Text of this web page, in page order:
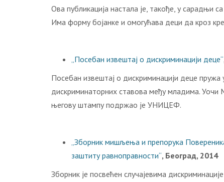
Ова публикација настала је, такође, у сарадњи
Има форму бојанке и омогућава деци да кроз
„Посебан извештај о дискриминацији деце“
Посебан извeштaj o дискриминацији дeцe
дискриминаторних ставова међу младима.
његову штампу подржао је УНИЦЕФ.
„Зборник мишљења и препорука
заштиту равноправности“, Београд, 2014
Зборник је посвећен случајевима